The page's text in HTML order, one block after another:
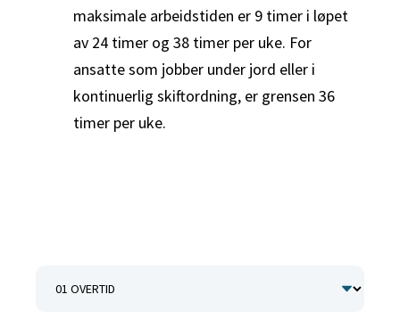
maksimale arbeidstiden er 9 timer i løpet
av 24 timer og 38 timer per uke. For
ansatte som jobber under jord eller i
kontinuerlig skiftordning, er grensen 36
timer per uke.